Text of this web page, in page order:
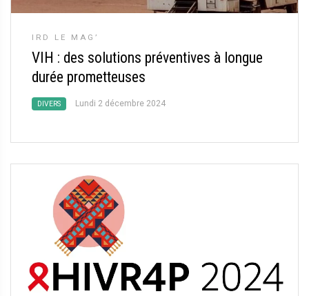
IRD LE MAG’
VIH : des solutions préventives à longue
durée prometteuses
DIVERS Lundi 2 décembre 2024